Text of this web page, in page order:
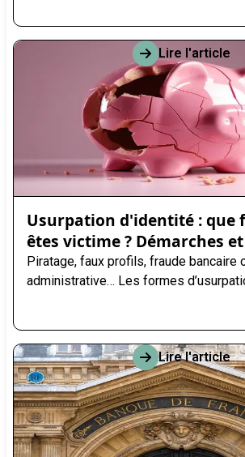
Usurpation d'identité : que
êtes victime ? Démarches
Piratage, faux profils, fraude bancaire
administrative… Les formes
réparation. Ne restez pas seul face à
chaque minute compte.
Lire l'article
Lire l'article